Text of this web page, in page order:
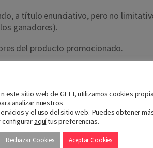
a título enunciativo, pero no
ganadores).
del producto promocionado.
la publicación de su condición de
este sitio web de GELT, utilizamos cookies
analizar nuestros
y el uso del sitio web. Puedes obtener
configuraraquítus preferencias.
Rechazar Cookies Aceptar Cookies